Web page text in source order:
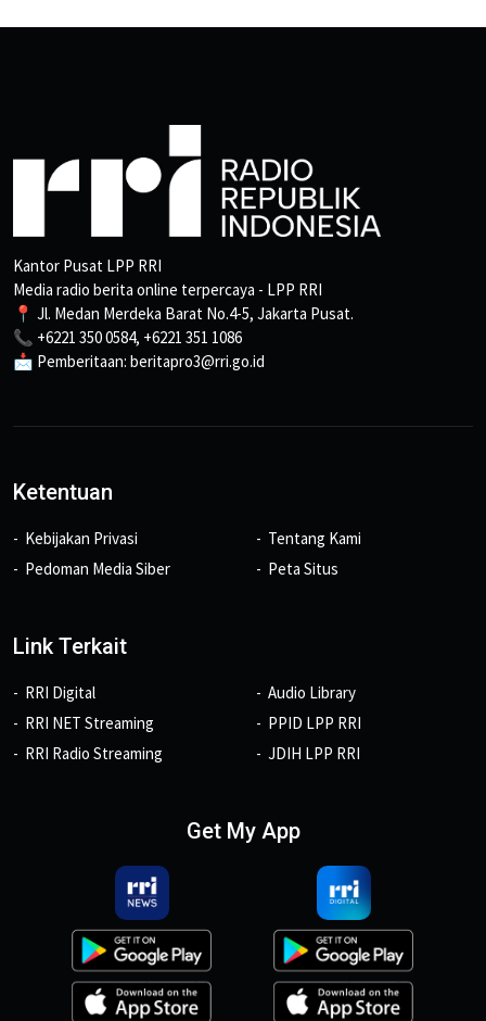
Kantor Pusat LPP RRI
Media radio berita online terpercaya - LPP RRI
📍 Jl. Medan Merdeka Barat No.4-5, Jakarta Pusat.
📞 +6221 350 0584, +6221 351 1086
📩 Pemberitaan: beritapro3@rri.go.id
Ketentuan
Kebijakan Privasi
Pedoman Media Siber
Tentang Kami
Peta Situs
Link Terkait
RRI Digital
RRI NET Streaming
RRI Radio Streaming
Audio Library
PPID LPP RRI
JDIH LPP RRI
Get My App